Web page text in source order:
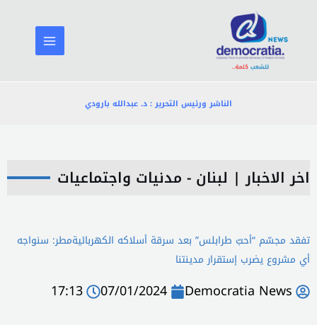
المحتوى
الناشر ورئيس التحرير : د. عبدالله بارودي
اخر الاخبار| لبنان - مدنيات واجتماعيات
تفقد مجسّم “أحبّ طرابلس” بعد سرقة أسلاكه الكهربائيةمطر: سنواجه
أي مشروع يضرب إستقرار مدينتنا
Democratia News
07/01/2024
17:13